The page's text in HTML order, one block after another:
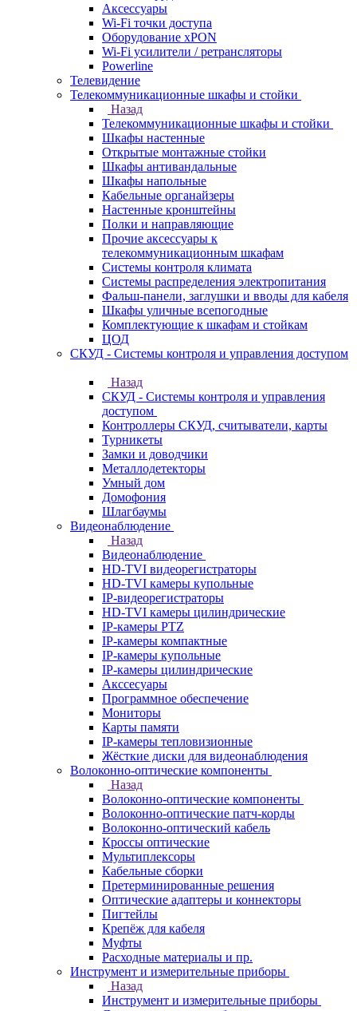
Аксессуары
Wi-Fi точки доступа
Оборудование хPON
Wi-Fi усилители / ретрансляторы
Powerline
Телевидение
Телекоммуникационные шкафы и стойки
Назад
Телекоммуникационные шкафы и стойки
Шкафы настенные
Открытые монтажные стойки
Шкафы антивандальные
Шкафы напольные
Кабельные органайзеры
Настенные кронштейны
Полки и направляющие
Прочие аксессуары к
телекоммуникационным шкафам
Системы контроля климата
Системы распределения электропитания
Фальш-панели, заглушки и вводы для кабеля
Шкафы уличные всепогодные
Комплектующие к шкафам и стойкам
ЦОД
СКУД - Системы контроля и управления доступом
Назад
СКУД - Системы контроля и управления
доступом
Контроллеры СКУД, считыватели, карты
Турникеты
Замки и доводчики
Металлодетекторы
Умный дом
Домофония
Шлагбаумы
Видеонаблюдение
Назад
Видеонаблюдение
HD-TVI видеорегистраторы
HD-TVI камеры купольные
IP-видеорегистраторы
HD-TVI камеры цилиндрические
IP-камеры PTZ
IP-камеры компактные
IP-камеры купольные
IP-камеры цилиндрические
Акссесуары
Программное обеспечение
Мониторы
Карты памяти
IP-камеры тепловизионные
Жёсткие диски для видеонаблюдения
Волоконно-оптические компоненты
Назад
Волоконно-оптические компоненты
Волоконно-оптические патч-корды
Волоконно-оптический кабель
Кроссы оптические
Мультиплексоры
Кабельные сборки
Претерминированные решения
Оптические адаптеры и коннекторы
Пигтейлы
Крепёж для кабеля
Муфты
Расходные материалы и пр.
Инструмент и измерительные приборы
Назад
Инструмент и измерительные приборы